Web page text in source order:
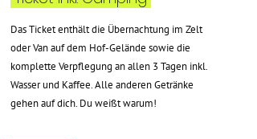
Das Ticket enthält die Übernachtung im Zelt
oder Van auf dem Hof-Gelände sowie die
komplette Verpflegung an allen 3 Tagen inkl.
Wasser und Kaffee. Alle anderen Getränke
gehen auf dich. Du weißt warum!